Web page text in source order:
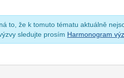
to, že k tomuto tématu aktuálně
sledujte prosím Harmonogram